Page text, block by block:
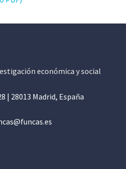
económica y social
| 28013 Madrid, España